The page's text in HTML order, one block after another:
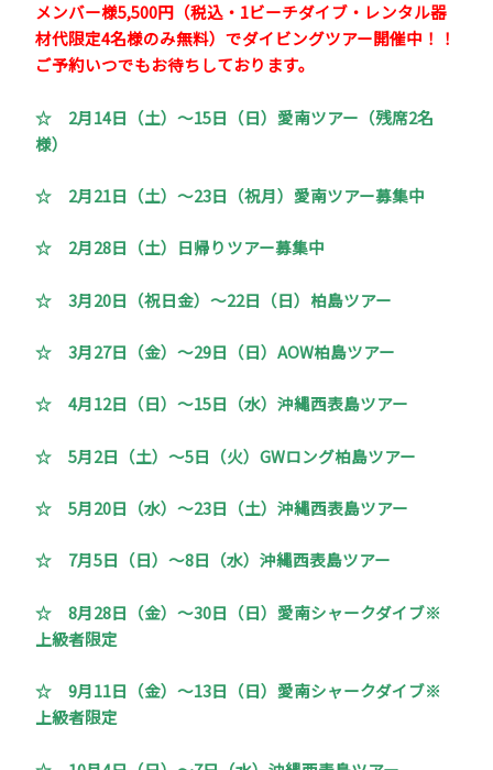
メンバー様5,500円（税込・1ビーチダイブ・レンタル器
材代限定4名様のみ無料）でダイビングツアー開催中！！
ご予約いつでもお待ちしております。
☆ 2月14日（土）～15日（日）愛南ツアー（残席2名
様）
☆ 2月21日（土）～23日（祝月）愛南ツアー募集中
☆ 2月28日（土）日帰りツアー募集中
☆ 3月20日（祝日金）～22日（日）柏島ツアー
☆ 3月27日（金）～29日（日）AOW柏島ツアー
☆ 4月12日（日）～15日（水）沖縄西表島ツアー
☆ 5月2日（土）～5日（火）GWロング柏島ツアー
☆ 5月20日（水）～23日（土）沖縄西表島ツアー
☆ 7月5日（日）～8日（水）沖縄西表島ツアー
☆ 8月28日（金）～30日（日）愛南シャークダイブ※
上級者限定
☆ 9月11日（金）～13日（日）愛南シャークダイブ※
上級者限定